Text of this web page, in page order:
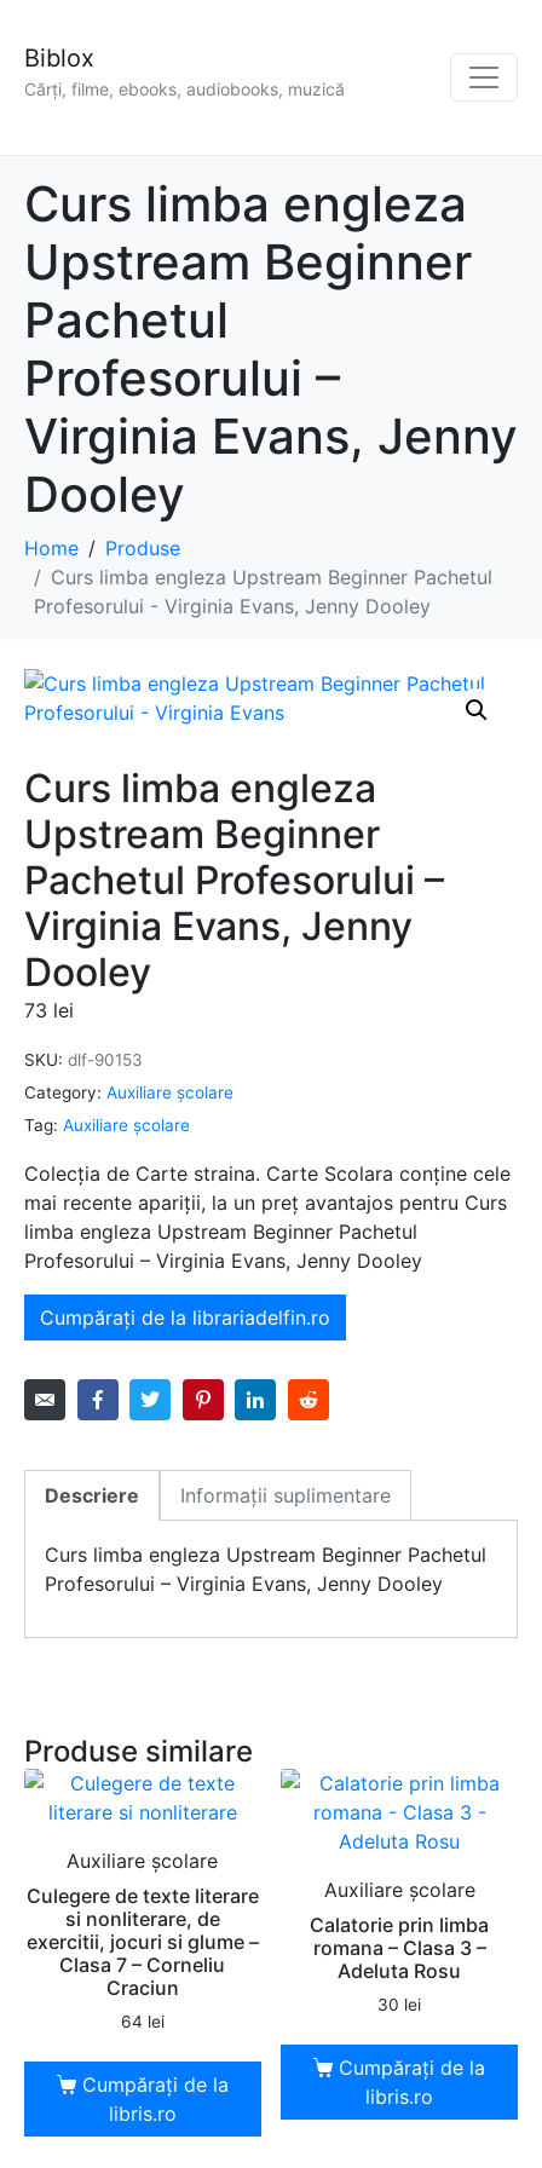
Biblox
Cărți, filme, ebooks, audiobooks, muzică
Curs limba engleza
Upstream Beginner
Pachetul
Profesorului –
Virginia Evans, Jenny
Dooley
Home
Produse
Curs limba engleza Upstream Beginner Pachetul
Profesorului - Virginia Evans, Jenny Dooley
Curs limba engleza
Upstream Beginner
Pachetul Profesorului –
Virginia Evans, Jenny
Dooley
73 lei
SKU: dlf-90153
Category: Auxiliare şcolare
Tag: Auxiliare şcolare
Colecția de Carte straina. Carte Scolara conține cele
mai recente apariții, la un preț avantajos pentru Curs
limba engleza Upstream Beginner Pachetul
Profesorului – Virginia Evans, Jenny Dooley
Cumpărați de la librariadelfin.ro
Descriere Informații suplimentare
Curs limba engleza Upstream Beginner Pachetul
Profesorului – Virginia Evans, Jenny Dooley
Produse similare
Auxiliare şcolare
Culegere de texte literare
si nonliterare, de
exercitii, jocuri si glume –
Clasa 7 – Corneliu
Craciun
64 lei
Cumpărați de la
libris.ro
Auxiliare şcolare
Calatorie prin limba
romana – Clasa 3 –
Adeluta Rosu
30 lei
Cumpărați de la
libris.ro